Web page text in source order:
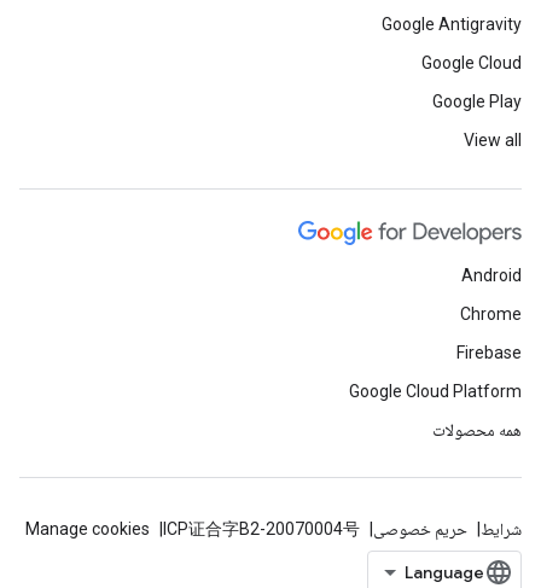
Google Antigravity
Google Cloud
Google Play
View all
Android
Chrome
Firebase
Google Cloud Platform
همه محصولات
شرایط حریم خصوصی ICP证合字B2-20070004号
Manage cookies